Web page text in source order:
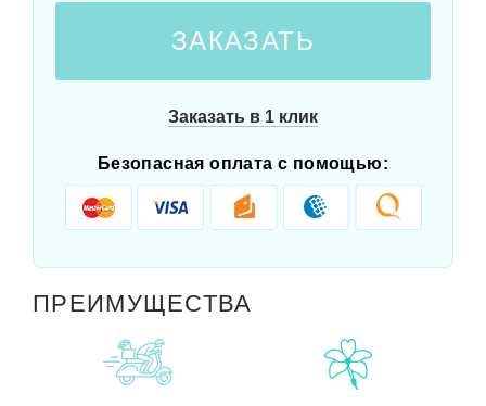
ЗАКАЗАТЬ
Заказать в 1 клик
Безопасная оплата с помощью:
ПРЕИМУЩЕСТВА